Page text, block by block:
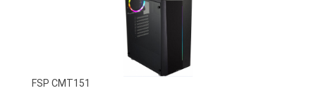
FSP CMT151